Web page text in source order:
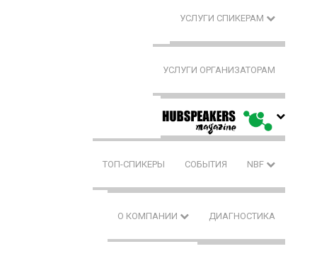
УСЛУГИ СПИКЕРАМ
УСЛУГИ ОРГАНИЗАТОРАМ
ТОП-СПИКЕРЫ СОБЫТИЯ NBF
О КОМПАНИИ ДИАГНОСТИКА